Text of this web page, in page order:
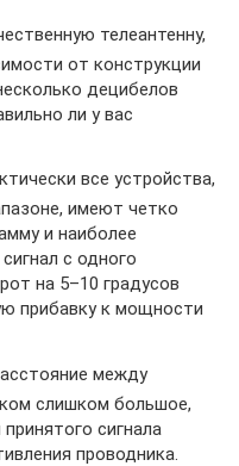
телеантенну,
от конструкции
децибелов
ли у вас
все устройства,
имеют четко
и наиболее
с одного
на 5–10 градусов
прибавку к мощности
между
слишком большое,
сигнала
проводника.